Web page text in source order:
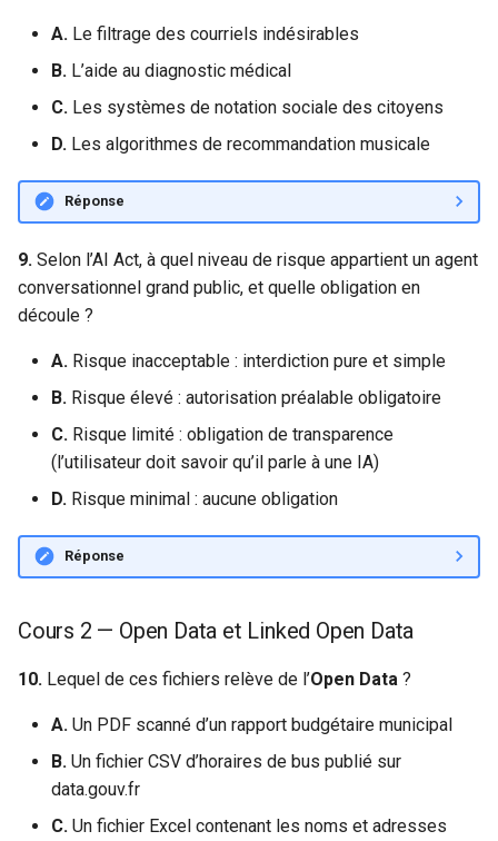
A. Le filtrage des courriels indésirables
B. L’aide au diagnostic médical
C. Les systèmes de notation sociale des citoyens
D. Les algorithmes de recommandation musicale
Réponse
9. Selon l’AI Act, à quel niveau de risque appartient un agent
conversationnel grand public, et quelle obligation en
découle ?
A. Risque inacceptable : interdiction pure et simple
B. Risque élevé : autorisation préalable obligatoire
C. Risque limité : obligation de transparence
(l’utilisateur doit savoir qu’il parle à une IA)
D. Risque minimal : aucune obligation
Réponse
Cours 2 — Open Data et Linked Open Data
10. Lequel de ces fichiers relève de l’Open Data ?
A. Un PDF scanné d’un rapport budgétaire municipal
B. Un fichier CSV d’horaires de bus publié sur
data.gouv.fr
C. Un fichier Excel contenant les noms et adresses